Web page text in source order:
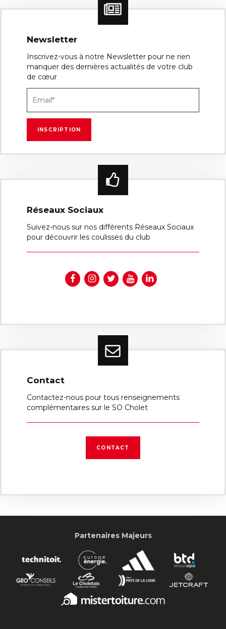
Newsletter
Inscrivez-vous à notre Newsletter pour ne rien
manquer des dernières actualités de votre club
de cœur
Réseaux Sociaux
Suivez-nous sur nos différents Réseaux Sociaux
pour découvrir les coulisses du club
Contact
Contactez-nous pour tous renseignements
complémentaires sur le SO Cholet
CONTACT
Partenaires Majeurs